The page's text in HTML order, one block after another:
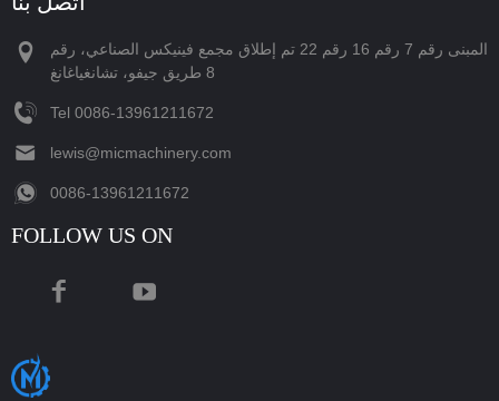
المبنى رقم 7 رقم 16 رقم 22 تم إطلاق مجمع فينيكس الصناعي، رقم
8 طريق جيفو، تشانغياغانغ
Tel ‪0086-13961211672‬
lewis@micmachinery.com
‪0086-13961211672‬
FOLLOW US ON